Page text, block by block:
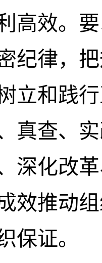
高效。
纪律，
立和践
真查、
深化改
效推动
保证。